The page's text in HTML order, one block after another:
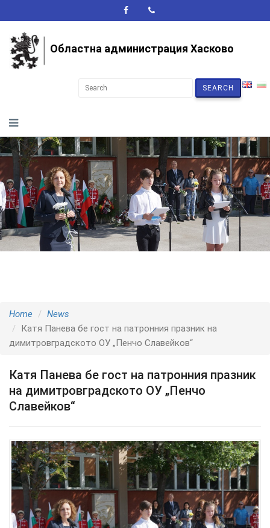
Областна администрация Хасково
SEARCH
Home
News
Катя Панева бе гост на патронния празник на
димитровградското ОУ „Пенчо Славейков“
Катя Панева бе гост на патронния празник
на димитровградското ОУ „Пенчо
Славейков“